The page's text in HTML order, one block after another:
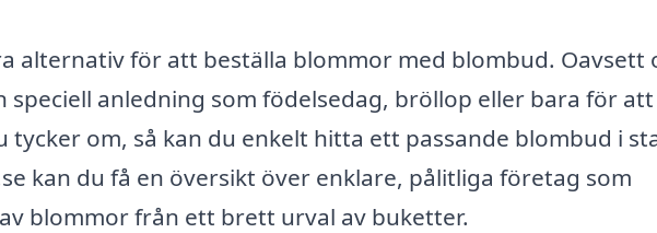
alternativ för att beställa blommor med blombud. Oavsett
anledning som födelsedag, bröllop eller bara för att
tycker om, så kan du enkelt hitta ett passande blombud i
kan du få en översikt över enklare, pålitliga företag som
blommor från ett brett urval av buketter.